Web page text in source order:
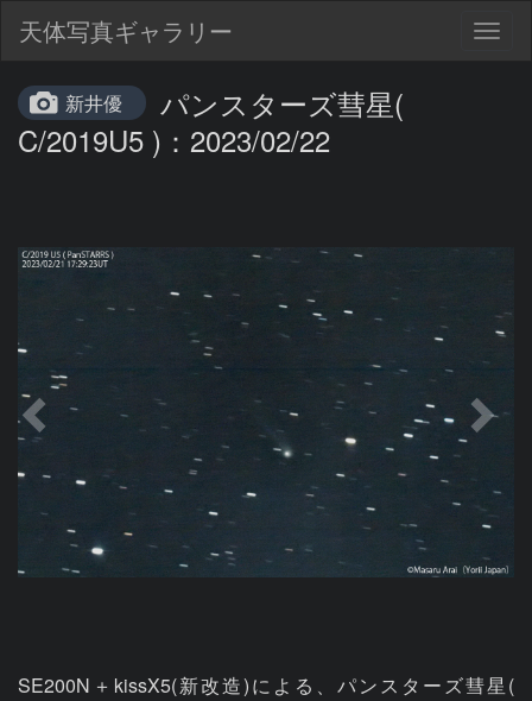
天体写真ギャラリー
新井優
パンスターズ彗星(
C/2019U5 )：2023/02/22
SE200N＋kissX5(新改造)による、パンスターズ彗星(